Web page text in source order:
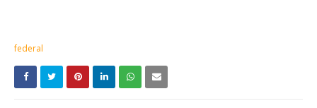
federal